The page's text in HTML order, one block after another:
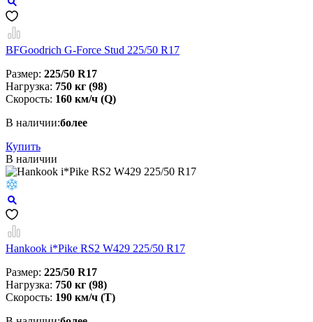
BFGoodrich G-Force Stud 225/50 R17
Размер: 225/50 R17
Нагрузка: 750 кг (98)
Скорость: 160 км/ч (Q)
В наличии:более
Купить
В наличии
Hankook i*Pike RS2 W429 225/50 R17
Размер: 225/50 R17
Нагрузка: 750 кг (98)
Скорость: 190 км/ч (T)